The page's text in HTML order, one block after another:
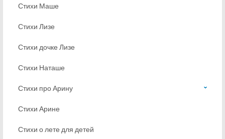
Стихи Маше
Стихи Лизе
Стихи дочке Лизе
Стихи Наташе
Стихи про Арину
Стихи Арине
Стихи о лете для детей